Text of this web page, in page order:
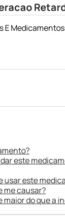
E
este
usar este
me causar?
do que a